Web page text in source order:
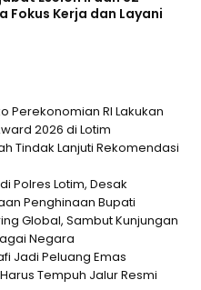
Fokus Kerja dan Layani
Perekonomian RI Lakukan
2026 di Lotim
Tindak Lanjuti Rekomendasi
Polres Lotim, Desak
Penghinaan Bupati
Global, Sambut Kunjungan
Negara
Jadi Peluang Emas
Tempuh Jalur Resmi